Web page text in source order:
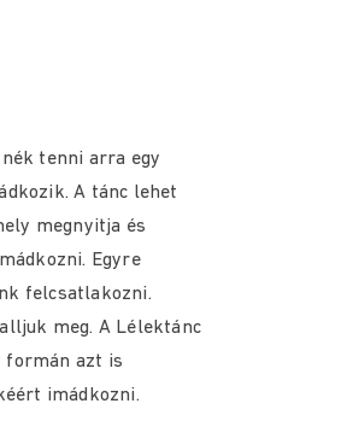
tenni arra egy
A tánc lehet
megnyitja és
Egyre
felcsatlakozni.
meg. A Lélektánc
formán azt is
imádkozni.